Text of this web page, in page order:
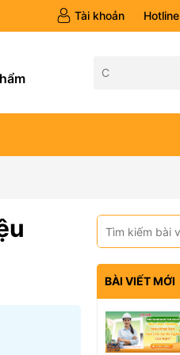
Tài khoản Hotline
BÀI VIẾT MỚI